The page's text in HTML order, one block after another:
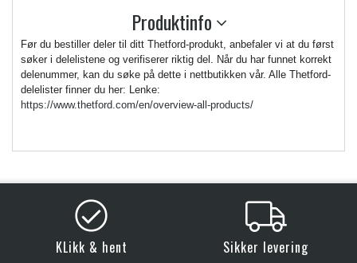
Produktinfo
Før du bestiller deler til ditt Thetford-produkt, anbefaler vi at du først
søker i delelistene og verifiserer riktig del. Når du har funnet korrekt
delenummer, kan du søke på dette i nettbutikken vår. Alle Thetford-
delelister finner du her: Lenke:
https://www.thetford.com/en/overview-all-products/
KLikk & hent Sikker levering